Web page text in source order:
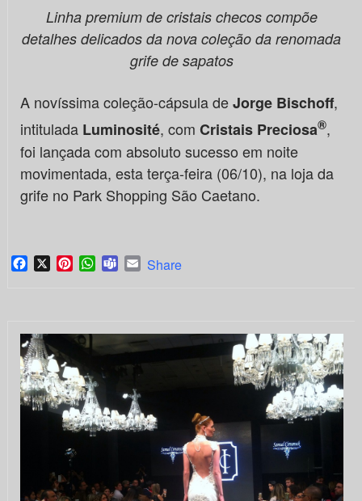
Linha premium de cristais checos compõe
detalhes delicados da nova coleção da renomada
grife de sapatos
A novíssima coleção-cápsula deJorge Bischoff,
intitulada Luminosité, com Cristais Preciosa®,
foi lançada com absoluto sucesso em noite
movimentada, esta terça-feira (06/10), na loja da
grife no Park Shopping São Caetano.
Facebook
X PinterestWhatsApp
TeamsEmail
Share